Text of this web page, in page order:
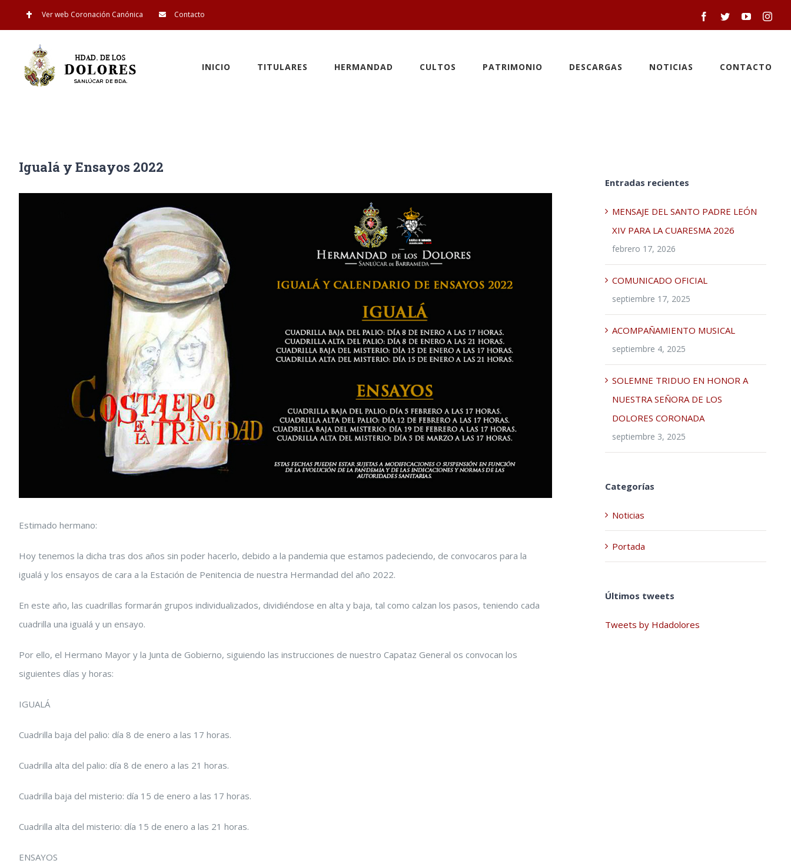
al
contenido
Ver web Coronación Canónica Contacto Facebook
TwitterYouTube
INICIO TITULARES HERMANDAD CULTOS PATRIMONIO DESCARGAS NOTICIAS CONTACTO
Igualá y Ensayos 2022
Estimado hermano:
Hoy tenemos la dicha tras dos años sin poder hacerlo, debido a la pandemia que estamos padeciendo, de convocaros para la
igualá y los ensayos de cara a la Estación de Penitencia de nuestra Hermandad del año 2022.
En este año, las cuadrillas formarán grupos individualizados, dividiéndose en alta y baja, tal como calzan los pasos, teniendo cada
cuadrilla una igualá y un ensayo.
Por ello, el Hermano Mayor y la Junta de Gobierno, siguiendo las instrucciones de nuestro Capataz General os convocan los
siguientes días y horas:
IGUALÁ
Cuadrilla baja del palio: día 8 de enero a las 17 horas.
Cuadrilla alta del palio: día 8 de enero a las 21 horas.
Cuadrilla baja del misterio: día 15 de enero a las 17 horas.
Cuadrilla alta del misterio: día 15 de enero a las 21 horas.
ENSAYOS
Entradas recientes
MENSAJE DEL SANTO PADRE LEÓN
XIV PARA LA CUARESMA 2026
febrero 17, 2026
COMUNICADO OFICIAL
septiembre 17, 2025
ACOMPAÑAMIENTO MUSICAL
septiembre 4, 2025
SOLEMNE TRIDUO EN HONOR A
NUESTRA SEÑORA DE LOS
DOLORES CORONADA
septiembre 3, 2025
Categorías
Noticias
Portada
Últimos tweets
Tweets by Hdadolores